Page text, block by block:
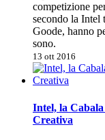
competizione
secondo la Intel
Goode, hanno
sono.
13 ott 2016
Intel, la
Creativa